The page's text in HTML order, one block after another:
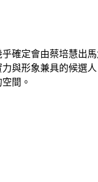
確定會由蔡培慧出
與形象兼具的候選
間。